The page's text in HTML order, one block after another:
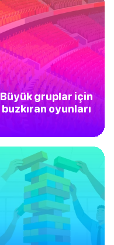
Büyük gruplar için
buzkıran oyunları